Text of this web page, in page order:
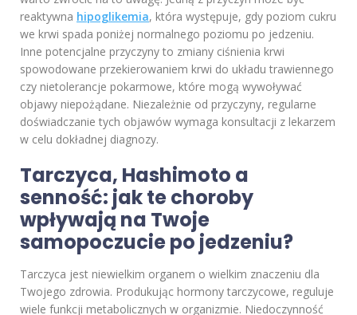
reaktywna hipoglikemia, która występuje, gdy poziom cukru
we krwi spada poniżej normalnego poziomu po jedzeniu.
Inne potencjalne przyczyny to zmiany ciśnienia krwi
spowodowane przekierowaniem krwi do układu trawiennego
czy nietolerancje pokarmowe, które mogą wywoływać
objawy niepożądane. Niezależnie od przyczyny, regularne
doświadczanie tych objawów wymaga konsultacji z lekarzem
w celu dokładnej diagnozy.
Tarczyca, Hashimoto a
senność: jak te choroby
wpływają na Twoje
samopoczucie po jedzeniu?
Tarczyca jest niewielkim organem o wielkim znaczeniu dla
Twojego zdrowia. Produkując hormony tarczycowe, reguluje
wiele funkcji metabolicznych w organizmie. Niedoczynność